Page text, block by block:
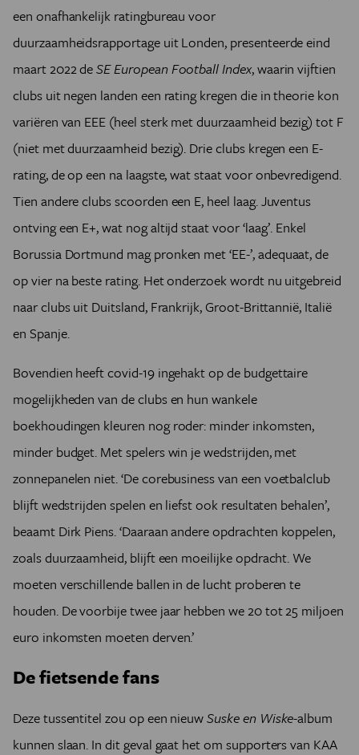
een onafhankelijk ratingbureau voor
duurzaamheidsrapportage uit Londen, presenteerde eind
maart 2022 deSE European Football Index, waarin vijftien
clubs uit negen landen een rating kregen die in theorie kon
variëren van EEE (heel sterk met duurzaamheid bezig) tot F
(niet met duurzaamheid bezig). Drie clubs kregen een E-
rating, de op een na laagste, wat staat voor onbevredigend.
Tien andere clubs scoorden een E, heel laag. Juventus
ontving een E+, wat nog altijd staat voor ‘laag’. Enkel
Borussia Dortmund mag pronken met ‘EE-’, adequaat, de
op vier na beste rating. Het onderzoek wordt nu uitgebreid
naar clubs uit Duitsland, Frankrijk, Groot-Brittannië, Italië
en Spanje.
Bovendien heeft covid-19 ingehakt op de budgettaire
mogelijkheden van de clubs en hun wankele
boekhoudingen kleuren nog roder: minder inkomsten,
minder budget. Met spelers win je wedstrijden, met
zonnepanelen niet. ‘De corebusiness van een voetbalclub
blijft wedstrijden spelen en liefst ook resultaten behalen’,
beaamt Dirk Piens. ‘Daaraan andere opdrachten koppelen,
zoals duurzaamheid, blijft een moeilijke opdracht. We
moeten verschillende ballen in de lucht proberen te
houden. De voorbije twee jaar hebben we 20 tot 25 miljoen
euro inkomsten moeten derven.’
De fietsende fans
Deze tussentitel zou op een nieuwSuske en Wiske-album
kunnen slaan. In dit geval gaat het om supporters van KAA